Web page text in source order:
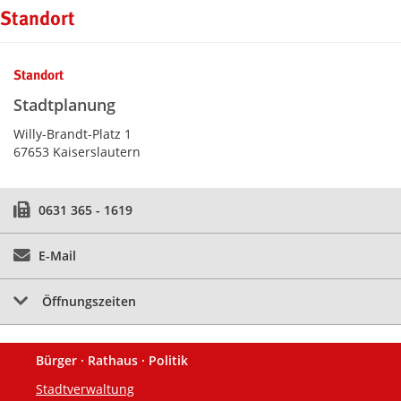
Standort
Standort
Stadtplanung
Willy-Brandt-Platz 1
67653 Kaiserslautern
0631 365 - 1619
E-Mail
Öffnungszeiten
Fußzeile
Bürger · Rathaus · Politik
Stadtverwaltung